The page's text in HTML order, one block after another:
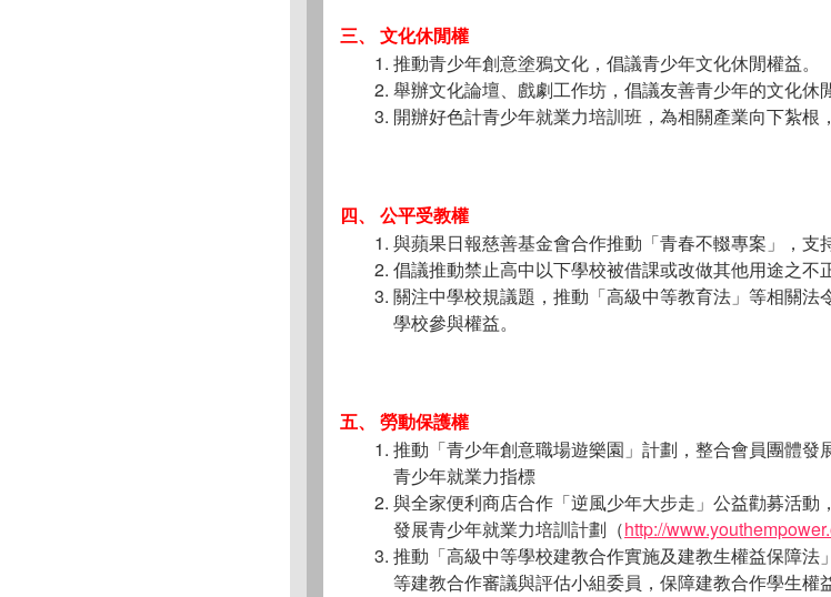
三、 文化休閒權
推動青少年創意塗鴉文化，倡議青少年文化休閒權益。
舉辦文化論壇、戲劇工作坊，倡議友善青少年的文化休
開辦好色計青少年就業力培訓班，為相關產業向下紮根
四、 公平受教權
與蘋果日報慈善基金會合作推動「青春不輟專案」，支
倡議推動禁止高中以下學校被借課或改做其他用途之不
關注中學校規議題，推動「高級中等教育法」等相關
學校參與權益。
五、 勞動保護權
推動「青少年創意職場遊樂園」計劃，整合會員團體發
青少年就業力指標
與全家便利商店合作「逆風少年大步走」公益勸募活動
發展青少年就業力培訓計劃（http://
推動「高級中等學校建教合作實施及建教生權益保障
等建教合作審議與評估小組委員，保障建教合作學生權益